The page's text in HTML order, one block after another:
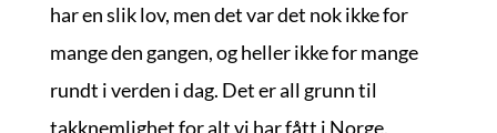
har en slik lov, men det var det nok ikke for
mange den gangen, og heller ikke for mange
rundt i verden i dag. Det er all grunn til
takknemlighet for alt vi har fått i Norge,